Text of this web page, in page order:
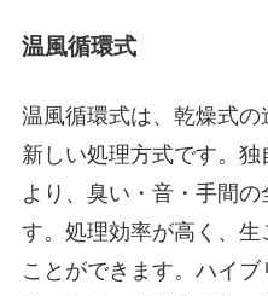
温風循環式
温風循環式は、乾燥式
新しい処理方式です。
より、臭い・音・手間
す。処理効率が高く、
ことができます。ハイ